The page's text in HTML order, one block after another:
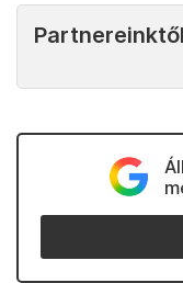
Partnereinktől